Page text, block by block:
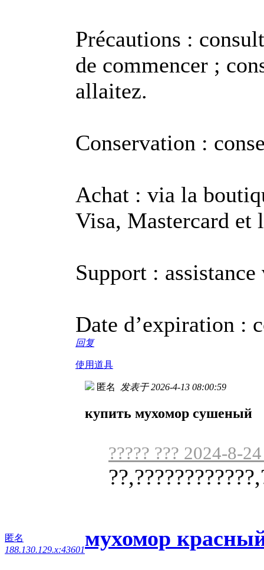
Précautions :
de commencer ;
allaitez.
Conservation :
Achat : via la
Visa, Mastercard et
Support :
Date d’expiration :
回复
使用道具
匿名
188.130.129.x:43601
匿名 发表于 2026-4-13 08:00:59
купить мухомор сушеный
????? ??? 2024-8-
мухомор